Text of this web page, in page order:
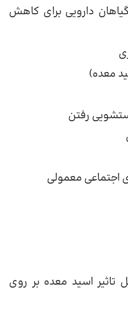
دارویی برای کاهش
معده)
رفتن
اجتماعی معمولی
تاثیر اسید معده بر روی